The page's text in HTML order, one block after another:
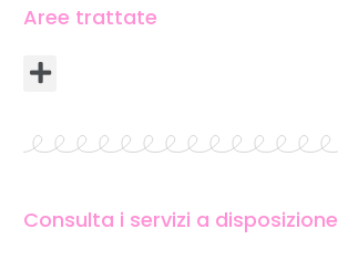
Aree trattate
Consulta i servizi a disposizione